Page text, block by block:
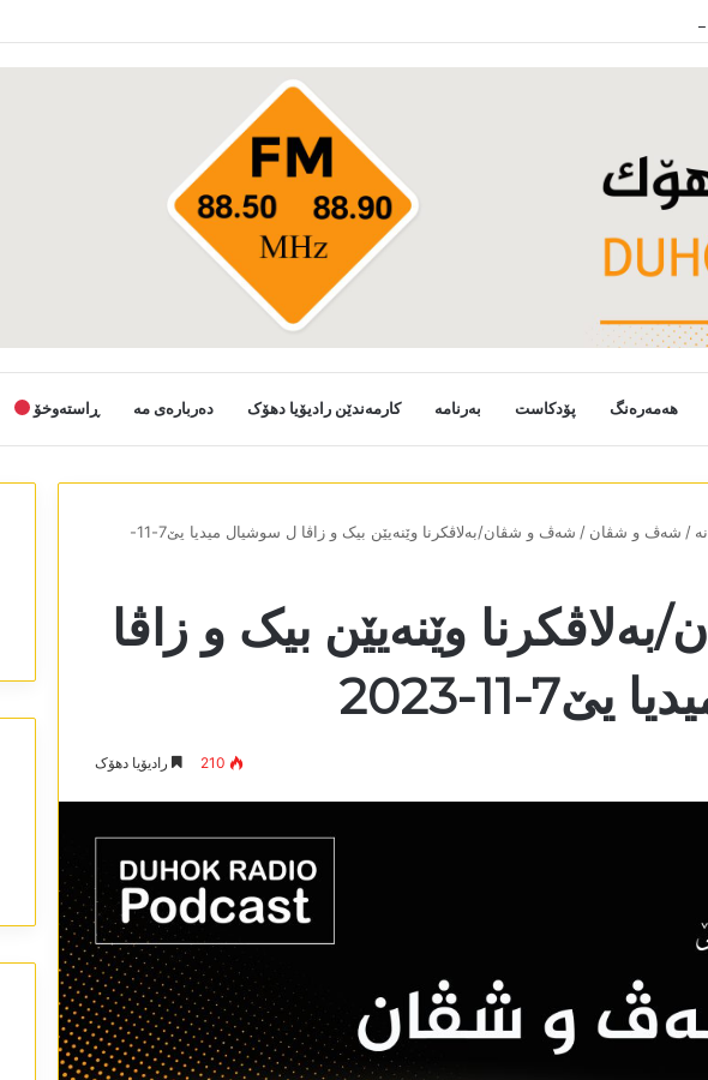
هەمەرەنگ پۆدکاست بەرنامە کارمەندێن رادیۆیا دھۆک دەربارەی مە ڕاستەوخۆ
/ شەڤ و شڤان /
شەڤ و شڤان/بەلاڤکرنا وێنەیێن بیک و زاڤا ل سوشیال میدیا یێ7-11-
وێنەیێن بیک و زاڤا
11-2023
210 رادیۆیا دھۆک